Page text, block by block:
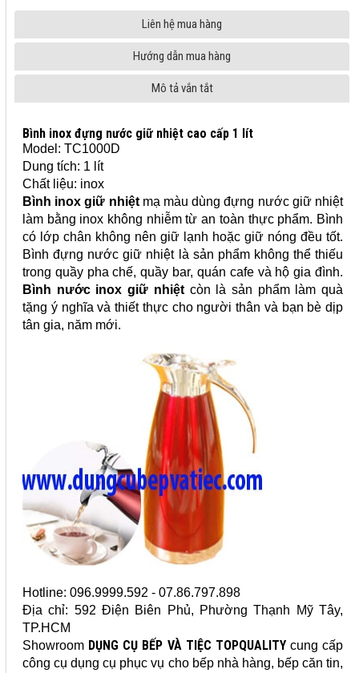
Liên hệ mua hàng
Hướng dẫn mua hàng
Mô tả vắn tắt
Bình inox đựng nước giữ nhiệt cao cấp 1 lít
Model: TC1000D
Dung tích: 1 lít
Chất liệu: inox
Bình inox giữ nhiệtmạ màu dùng đựng nước giữ nhiệt
làm bằng inox không nhiễm từ an toàn thực phẩm. Bình
có lớp chân không nên giữ lạnh hoặc giữ nóng đều tốt.
Bình đựng nước giữ nhiệt là sản phẩm không thể thiếu
trong quầy pha chế, quầy bar, quán cafe và hộ gia đình.
Bình nước inox giữ nhiệtcòn là sản phẩm làm quà
tặng ý nghĩa và thiết thực cho người thân và bạn bè dịp
tân gia, năm mới.
Hotline: 096.9999.592 - 07.86.797.898
Địa chỉ: 592 Điện Biên Phủ, Phường Thạnh Mỹ Tây,
TP.HCM
Showroom DỤNG CỤ BẾP VÀ TIỆC TOPQUALITYcung cấp
công cụ dụng cụ phục vụ cho bếp nhà hàng, bếp căn tin,